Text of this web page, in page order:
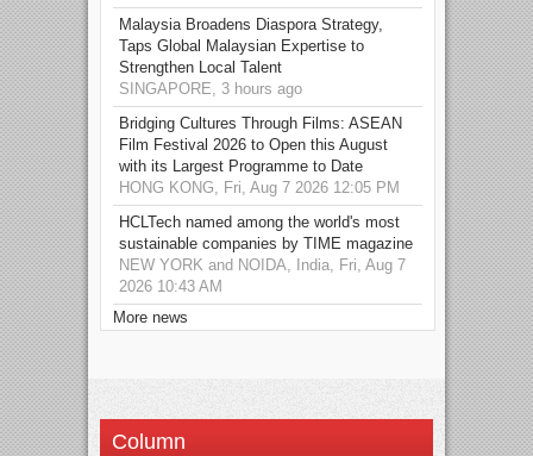
Malaysia Broadens Diaspora Strategy,
Taps Global Malaysian Expertise to
Strengthen Local Talent
SINGAPORE, 3 hours ago
Bridging Cultures Through Films: ASEAN
Film Festival 2026 to Open this August
with its Largest Programme to Date
HONG KONG, Fri, Aug 7 2026 12:05 PM
HCLTech named among the world's most
sustainable companies by TIME magazine
NEW YORK and NOIDA, India, Fri, Aug 7
2026 10:43 AM
More news
Column